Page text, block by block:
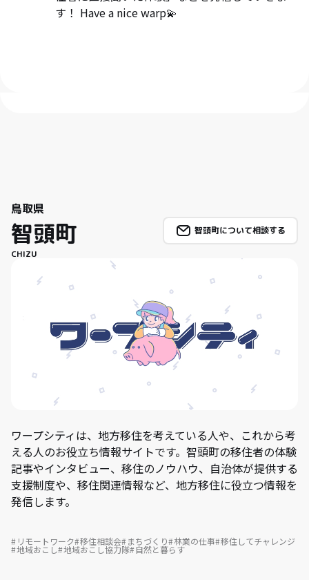
す！ Have a nice warp💫
鳥取県
智頭町
CHIZU
智頭町について相談する
ワープシティは、地方移住を考えている人や、これから考
える人のお役立ち情報サイトです。智頭町の移住者の体験
記事やインタビュー、移住のノウハウ、自治体が提供する
支援制度や、移住関連情報など、地方移住に役立つ情報を
発信します。
リモートワーク 移住相談会 まちづくり 林業の仕事 移住してチャレンジ
地域おこし 地域おこし協力隊 自然と暮らす